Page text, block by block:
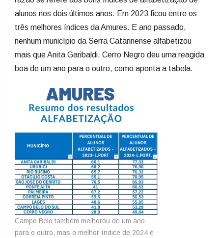
alunos nos dois últimos anos. Em 2023 ficou entre os
três melhores índices da Amures. E ano passado,
nenhum município da Serra Catarinense alfabetizou
mais que Anita Garibaldi. Cerro Negro deu uma reagida
boa de um ano para o outro, como aponta a tabela.
Campo Belo também melhorou de um ano
para o outro, mas o melhor índice de 2024 é